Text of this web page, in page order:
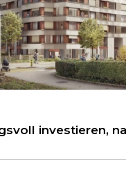
investieren,